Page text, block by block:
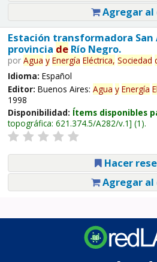
Agregar
Estación transformadora
provincia deRío Negro.
por Agua y Energía Eléctrica, Sociedad
Idioma: Español
Editor: Buenos Aires: Agua y Energía
1998
Disponibilidad: Ítems disponibles
topográfica: 621.374.5/A282/v.1 (1).
Hacer
Agregar